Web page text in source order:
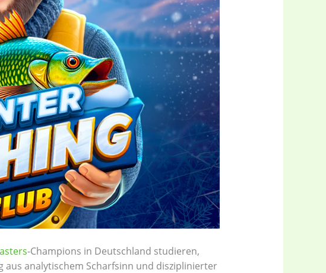
-Champions in Deutschland studieren,
analytischem Scharfsinn und disziplinierter